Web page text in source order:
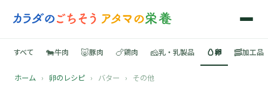
すべて 🐄牛肉 🐷豚肉 🍗鶏肉 🧀乳・乳製品 🥚卵 🥓加工品
ホーム › 卵のレシピ › バター › その他